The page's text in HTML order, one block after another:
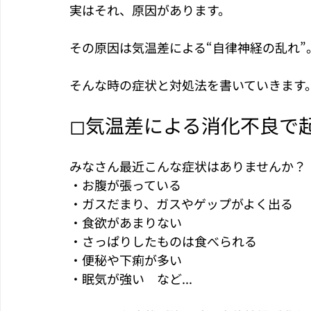
実はそれ、原因があります。
その原因は気温差による“自律神経の乱れ”。
そんな時の症状と対処法を書いていきます。
◻︎気温差による消化不良で
みなさん最近こんな症状はありませんか？
・お腹が張っている
・ガスだまり、ガスやゲップがよく出る
・食欲があまりない
・さっぱりしたものは食べられる
・便秘や下痢が多い
・眠気が強い　など...